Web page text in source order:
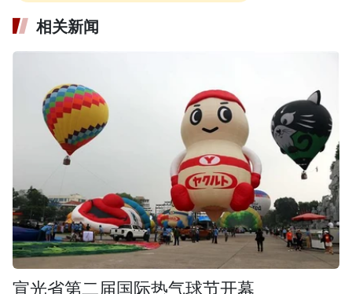
相关新闻
宣光省第二届国际热气球节开幕